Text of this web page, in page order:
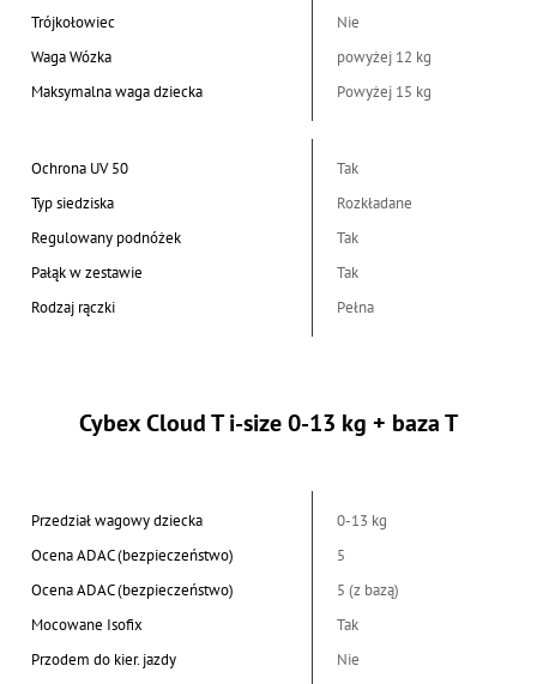
Trójkołowiec
Nie
Waga Wózka
powyżej 12 kg
Maksymalna waga dziecka
Powyżej 15 kg
Ochrona UV 50
Tak
Typ siedziska
Rozkładane
Regulowany podnóżek
Tak
Pałąk w zestawie
Tak
Rodzaj rączki
Pełna
Cybex Cloud T i-size 0-13 kg + baza T
Przedział wagowy dziecka
0-13 kg
Ocena ADAC (bezpieczeństwo)
5
Ocena ADAC (bezpieczeństwo)
5 (z bazą)
Mocowane Isofix
Tak
Przodem do kier. jazdy
Nie